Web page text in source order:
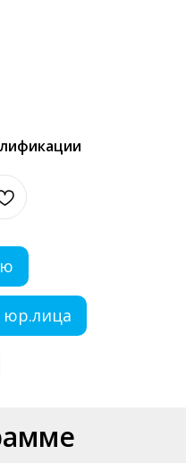
юр.лица